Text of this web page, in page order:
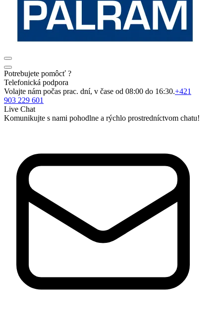
Potrebujete pomôcť ?
Telefonická podpora
Volajte nám počas prac. dní, v čase od 08:00 do 16:30.+421
903 229 601
Live Chat
Komunikujte s nami pohodlne a rýchlo prostredníctvom chatu!